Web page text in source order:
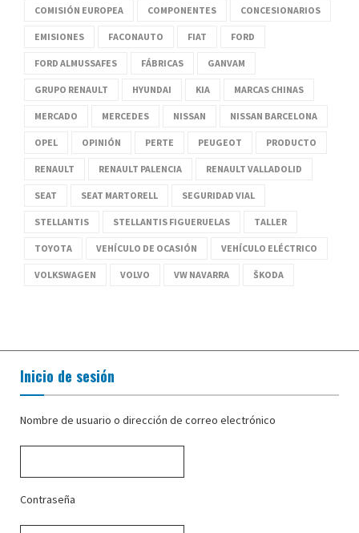
COMISIÓN EUROPEA COMPONENTES CONCESIONARIOS
EMISIONES FACONAUTO FIAT FORD
FORD ALMUSSAFES FÁBRICAS GANVAM
GRUPO RENAULT HYUNDAI KIA MARCAS CHINAS
MERCADO MERCEDES NISSAN NISSAN BARCELONA
OPEL OPINIÓN PERTE PEUGEOT PRODUCTO
RENAULT RENAULT PALENCIA RENAULT VALLADOLID
SEAT SEAT MARTORELL SEGURIDAD VIAL
STELLANTIS STELLANTIS FIGUERUELAS TALLER
TOYOTA VEHÍCULO DE OCASIÓN VEHÍCULO ELÉCTRICO
VOLKSWAGEN VOLVO VW NAVARRA ŠKODA
Inicio de sesión
Nombre de usuario o dirección de correo electrónico
Contraseña